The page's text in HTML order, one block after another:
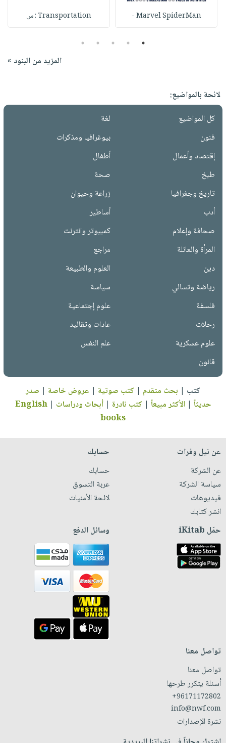
Marvel SpiderMan - Transportation : س
1
2
3
4
5
المزيد من البنود »
لائحة بالمواضيع:
كل المواضيع
لغة
فنون
بيوغرافيا ومذكرات
إقتصاد وأعمال
أطفال
طبخ
صحة
تاريخ وجغرافيا
زراعة وحيوان
أدب
أساطير
صحافة وإعلام
كمبيوتر وانترنت
المرأة والعائلة
مراجع
دين
العلوم والطبيعة
رياضة وتسالي
سياسة
فلسفة
علوم إجتماعية
رحلات
عادات وتقاليد
علوم عسكرية
علم النفس
قانون
كتب | بحث متقدم | كتب صوتية | عروض خاصة | صدر
حديثاً |الأكثر مبيعاً | كتب نادرة |أبحاث ودراسات |
English
books
عن نيل وفرات
عن الشركة
سياسة الشركة
فيديوهات
انشر كتابك
حسابك
حسابك
عربة التسوق
لائحة الأمنيات
حمّل iKitab وسائل الدفع
تواصل معنا
تواصل معنا
أسئلة يتكرر طرحها
+96171172802
info@nwf.com
نشرة الإصدارات